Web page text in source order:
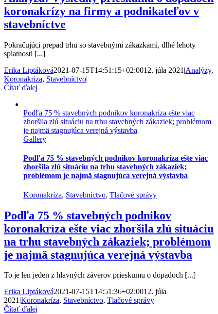
koronakrízy na firmy a podnikateľov v
stavebníctve
Pokračujúci prepad trhu so stavebnými zákazkami, dlhé lehoty
splatnosti [...]
Erika Liptáková2021-07-15T14:51:15+02:0012. júla 2021 |Analýzy,
Koronakríza, Stavebníctvo|
Čítať ďalej
Podľa 75 % stavebných podnikov koronakríza ešte viac
zhoršila zlú situáciu na trhu stavebných zákaziek; problémom
je najmä stagnujúca verejná výstavba
Gallery
Podľa 75 % stavebných podnikov koronakríza ešte viac
zhoršila zlú situáciu na trhu stavebných zákaziek;
problémom je najmä stagnujúca verejná výstavba
Koronakríza, Stavebníctvo, Tlačové správy
Podľa 75 % stavebných podnikov
koronakríza ešte viac zhoršila zlú situáciu
na trhu stavebných zákaziek; problémom
je najmä stagnujúca verejná výstavba
To je len jeden z hlavných záverov prieskumu o dopadoch [...]
Erika Liptáková2021-07-15T14:51:36+02:0012. júla
2021|Koronakríza, Stavebníctvo, Tlačové správy|
Čítať ďalej